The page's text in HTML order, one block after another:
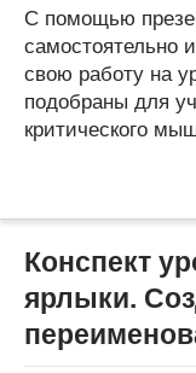
С помощью
самостоятельно
свою работу на
подобраны для
критического
Конспект
ярлыки.